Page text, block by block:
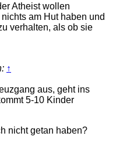
Atheist wollen
am Hut haben und
verhalten, als ob sie
↑
aus, geht ins
5-10 Kinder
nicht getan haben?